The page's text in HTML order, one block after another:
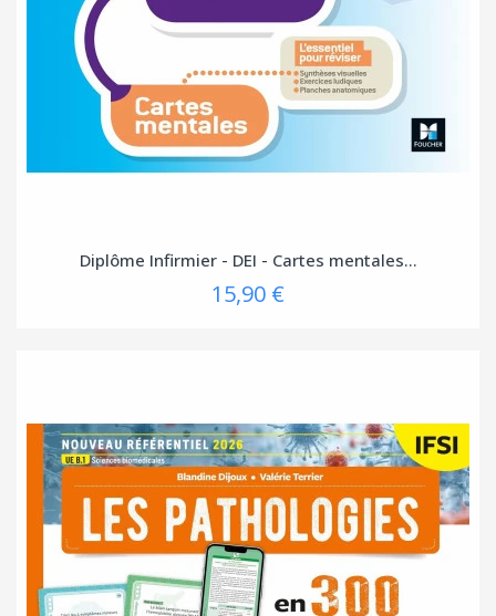
Diplôme Infirmier - DEI - Cartes mentales...
15,90 €